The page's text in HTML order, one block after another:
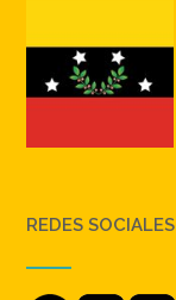
REDES SOCIALES